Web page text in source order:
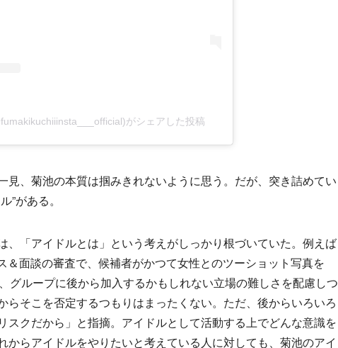
がシェアした投稿
、菊池の本質は掴みきれないように思う。だが、突き詰めてい
”がある。
、「アイドルとは」という考えがしっかり根づいていた。例えば
＆面談の審査で、候補者がかつて女性とのツーショット写真を
グループに後から加入するかもしれない立場の難しさを配慮しつ
らそこを否定するつもりはまったくない。ただ、後からいろいろ
スクだから」と指摘。アイドルとして活動する上でどんな意識を
からアイドルをやりたいと考えている人に対しても、菊池のアイ